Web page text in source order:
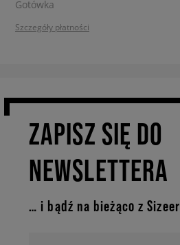
Szczegóły płatności
ZAPISZ SIĘ DO
NEWSLETTERA
… i bądź na bieżąco z Sizeer